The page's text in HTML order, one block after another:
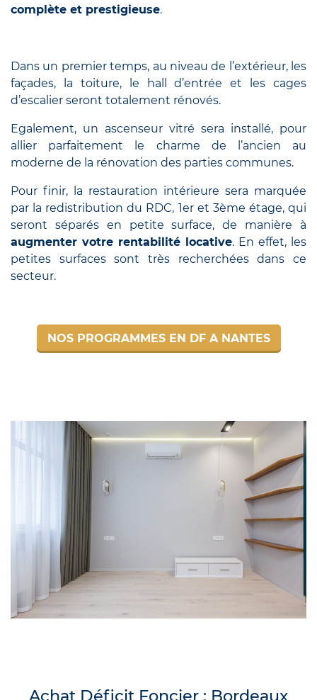
complète et prestigieuse.
Dans un premier temps, au niveau de l’extérieur, les
façades, la toiture, le hall d’entrée et les cages
d’escalier seront totalement rénovés.
Egalement, un ascenseur vitré sera installé, pour
allier parfaitement le charme de l’ancien au
moderne de la rénovation des parties communes.
Pour finir, la restauration intérieure sera marquée
par la redistribution du RDC, 1er et 3ème étage, qui
seront séparés en petite surface, de manière à
augmenter votre rentabilité locative. En effet, les
petites surfaces sont très recherchées dans ce
secteur.
NOS PROGRAMMES EN DF A NANTES
Achat Déficit Foncier : Bordeaux